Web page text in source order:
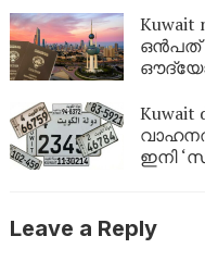
Kuwait
ഒൻപത്
Kuwait
ഇനി
Leave a Reply